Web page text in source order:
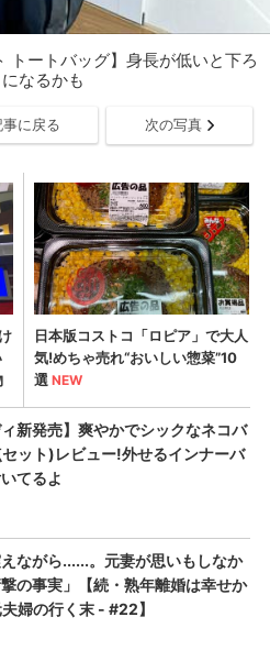
トートバッグ】身長が低いと下ろ
なるかも
事に戻る 次の写真